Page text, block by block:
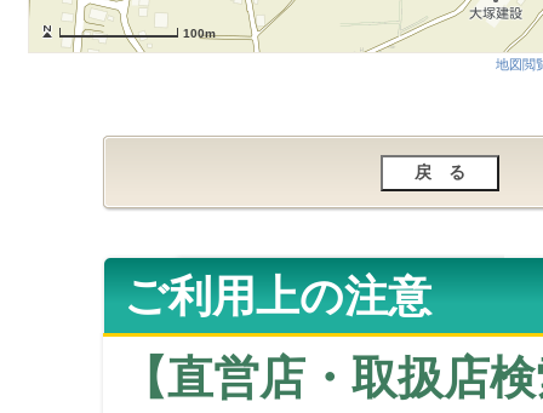
100m
地図閲
ご利用上の注意
【直営店・取扱店